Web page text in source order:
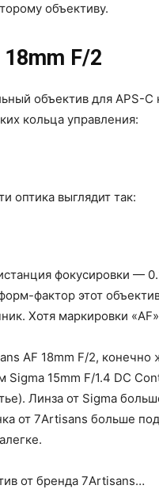
объективу.
F/2
объектив для APS-
кольца управления:
оптика выглядит так:
фокусировки —
фактор этот
Хотя маркировки
AF 18mm F/2,
Sigma 15mm F/1.4 DC
Линза от Sigma
от 7Artisans больше
от бренда 7Artisans…